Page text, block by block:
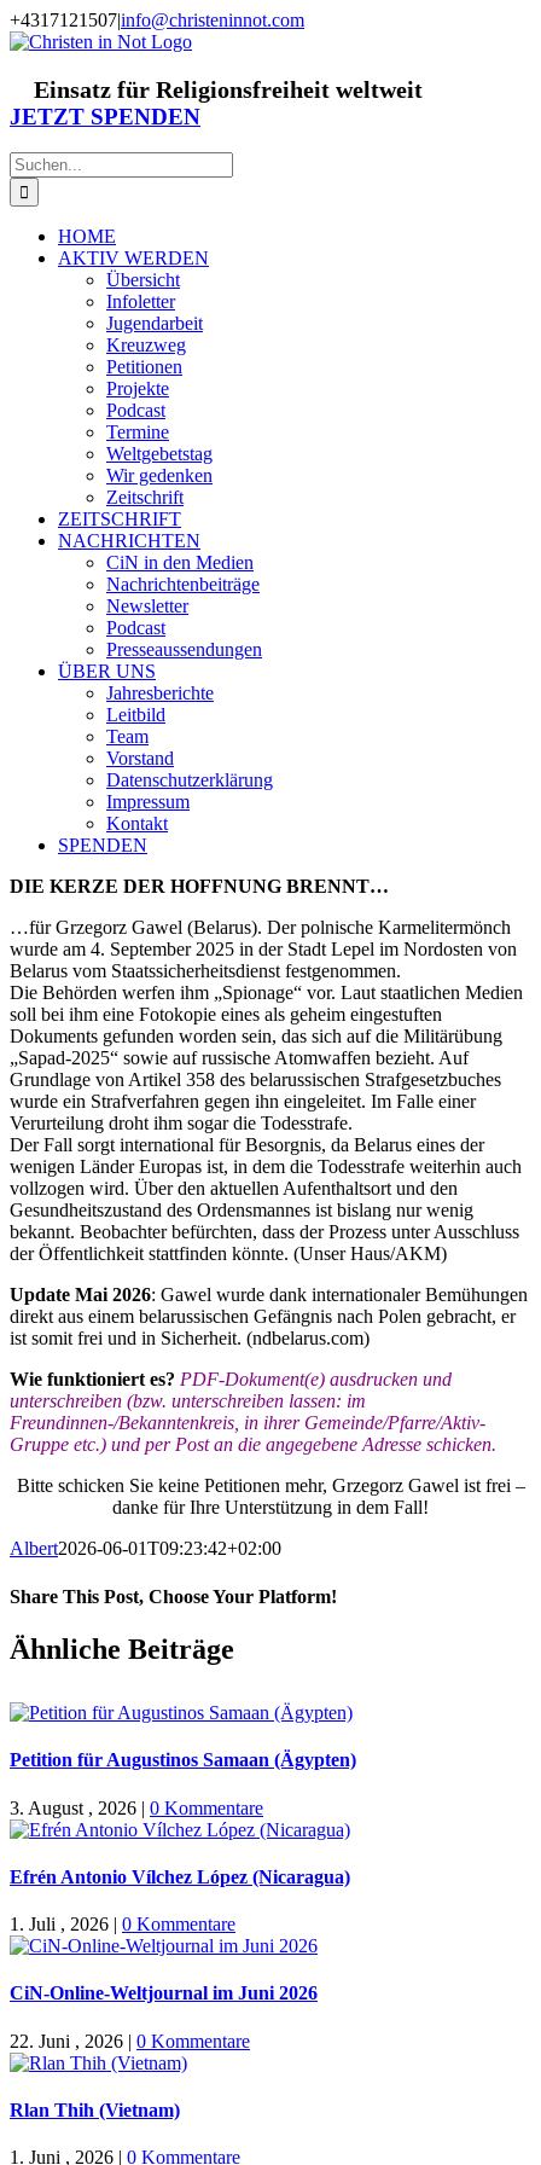
Zum
Inhalt
+4317121507|info@christeninnot.com
Facebook
Instagram
X
Spenden
Newsletter
Einsatz für Religionsfreiheit weltweit
JETZT SPENDEN
Suche
nach:
HOME
AKTIV WERDEN
Übersicht
Infoletter
Jugendarbeit
Kreuzweg
Petitionen
Projekte
Podcast
Termine
Weltgebetstag
Wir gedenken
Zeitschrift
ZEITSCHRIFT
NACHRICHTEN
CiN in den Medien
Nachrichtenbeiträge
Newsletter
Podcast
Presseaussendungen
ÜBER UNS
Jahresberichte
Leitbild
Team
Vorstand
Datenschutzerklärung
Impressum
Kontakt
SPENDEN
DIE KERZE DER HOFFNUNG BRENNT…
…für Grzegorz Gawel (Belarus). Der polnische Karmelitermönch
wurde am 4. September 2025 in der Stadt Lepel im Nordosten von
Belarus vom Staatssicherheitsdienst festgenommen.
Die Behörden werfen ihm „Spionage“ vor. Laut staatlichen Medien
soll bei ihm eine Fotokopie eines als geheim eingestuften
Dokuments gefunden worden sein, das sich auf die Militärübung
„Sapad-2025“ sowie auf russische Atomwaffen bezieht. Auf
Grundlage von Artikel 358 des belarussischen Strafgesetzbuches
wurde ein Strafverfahren gegen ihn eingeleitet. Im Falle einer
Verurteilung droht ihm sogar die Todesstrafe.
Der Fall sorgt international für Besorgnis, da Belarus eines der
wenigen Länder Europas ist, in dem die Todesstrafe weiterhin auch
vollzogen wird. Über den aktuellen Aufenthaltsort und den
Gesundheitszustand des Ordensmannes ist bislang nur wenig
bekannt. Beobachter befürchten, dass der Prozess unter Ausschluss
der Öffentlichkeit stattfinden könnte. (Unser Haus/AKM)
Update Mai 2026: Gawel wurde dank internationaler Bemühungen
direkt aus einem belarussischen Gefängnis nach Polen gebracht, er
ist somit frei und in Sicherheit. (ndbelarus.com)
Wie funktioniert es? PDF-Dokument(e) ausdrucken und
unterschreiben (bzw. unterschreiben lassen: im
Freundinnen-/Bekanntenkreis, in ihrer Gemeinde/Pfarre/Aktiv-
Gruppe etc.) und per Post an die angegebene Adresse schicken.
Bitte schicken Sie keine Petitionen mehr, Grzegorz Gawel ist frei –
danke für Ihre Unterstützung in dem Fall!
Albert2026-06-01T09:23:42+02:00
Share This Post, Choose Your Platform!
Facebook
X
WhatsApp
Pinterest
E-
Mail
Ähnliche Beiträge
Petition für Augustinos Samaan (Ägypten)
3. August , 2026 | 0 Kommentare
Efrén Antonio Vílchez López (Nicaragua)
1. Juli , 2026 | 0 Kommentare
CiN-Online-Weltjournal im Juni 2026
22. Juni , 2026 | 0 Kommentare
Rlan Thih (Vietnam)
1. Juni , 2026 | 0 Kommentare